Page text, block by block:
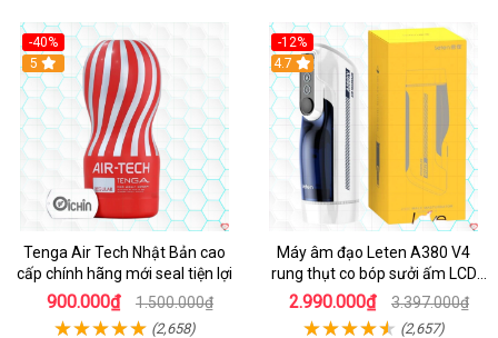
-40%
Hot
5
Tenga Air Tech Nhật Bản cao
cấp chính hãng mới seal tiện lợi
900.000₫ 1.500.000₫
(2,658)
-12%
Hot
4.7
Máy âm đạo Leten A380 V4
rung thụt co bóp sưởi ấm LCD
đẹp
2.990.000₫ 3.397.000₫
(2,657)